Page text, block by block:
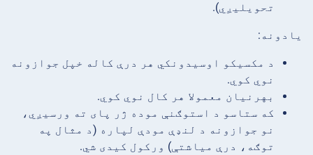
تحویلیږي).
یادونه:
د مکسیکو اوسیدونکي هر درې کاله خپل جوازونه
نوي کوي.
بهرنيان معمولا هر کال نوي کوي.
که ستاسو د استوګنې موده ژر پای ته ورسیږي،
نو جوازونه د لنډې مودې لپاره (د مثال په
توګه، درې میاشتې) ورکول کیدی شي.